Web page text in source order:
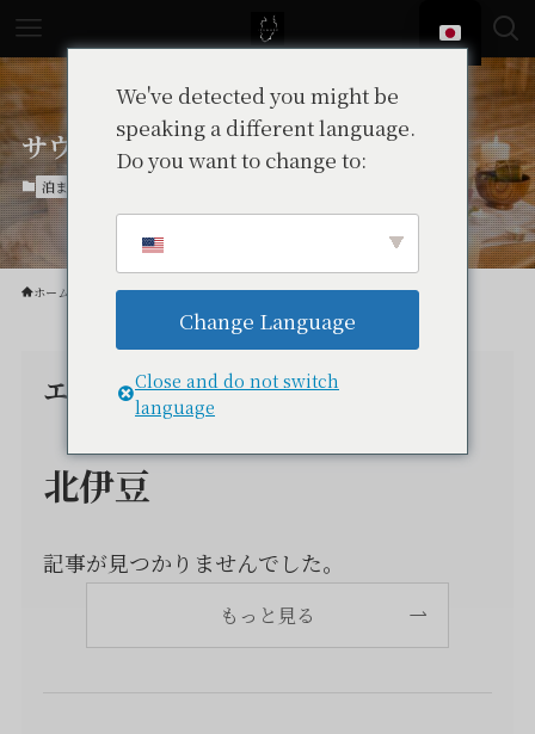
サウナあり – 宿泊施設
泊まる【ピックアップ】
ホーム 泊まる【ピックアップ】
エリアから探す
北伊豆
記事が見つかりませんでした。
もっと見る
We've detected you might be
speaking a different language.
Do you want to change to:
Change Language
Close and do not switch
language